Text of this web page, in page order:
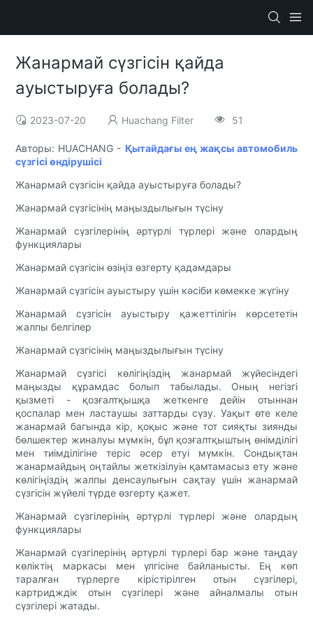
Жанармай сүзгісін қайда
ауыстыруға болады?
2023-07-20 Huachang Filter 51
Авторы: HUACHANG - Қытайдағы ең жақсы автомобиль
сүзгісі өндірушісі
Жанармай сүзгісін қайда ауыстыруға болады?
Жанармай сүзгісінің маңыздылығын түсіну
Жанармай сүзгілерінің әртүрлі түрлері және олардың
функциялары
Жанармай сүзгісін өзіңіз өзгерту қадамдары
Жанармай сүзгісін ауыстыру үшін кәсіби көмекке жүгіну
Жанармай сүзгісін ауыстыру қажеттілігін көрсететін
жалпы белгілер
Жанармай сүзгісінің маңыздылығын түсіну
Жанармай сүзгісі көлігіңіздің жанармай жүйесіндегі
маңызды құрамдас болып табылады. Оның негізгі
қызметі - қозғалтқышқа жеткенге дейін отыннан
қоспалар мен ластаушы заттарды сүзу. Уақыт өте келе
жанармай багында кір, қоқыс және тот сияқты зиянды
бөлшектер жиналуы мүмкін, бұл қозғалтқыштың өнімділігі
мен тиімділігіне теріс әсер етуі мүмкін. Сондықтан
жанармайдың оңтайлы жеткізілуін қамтамасыз ету және
көлігіңіздің жалпы денсаулығын сақтау үшін жанармай
сүзгісін жүйелі түрде өзгерту қажет.
Жанармай сүзгілерінің әртүрлі түрлері және олардың
функциялары
Жанармай сүзгілерінің әртүрлі түрлері бар және таңдау
көліктің маркасы мен үлгісіне байланысты. Ең көп
таралған түрлерге кірістірілген отын сүзгілері,
картридждік отын сүзгілері және айналмалы отын
сүзгілері жатады.